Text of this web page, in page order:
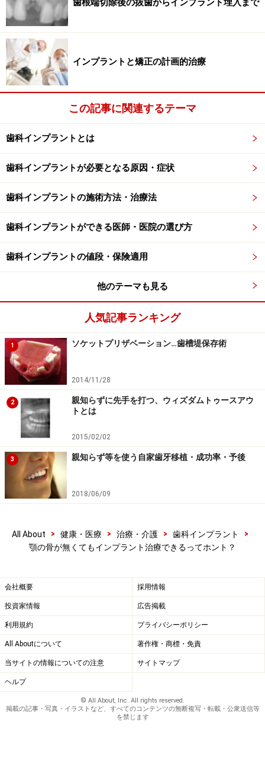
られる長いインプラントのほうが支持力が大きく長期的
な安定感もありますので、骨造成によって骨を増加させ
ることができるケースであれば造骨することを選択すべ
きでしょう。
前回記事「上顎臼歯部はインプラントが出来ないってホ
」でもお伝えしましたが上顎臼歯部は非常に骨質
が軟らかく、インプラントを安定させるのに苦労する部
位です。さらに上顎洞（耳鼻科でいう副鼻腔）がすぐ上
にあるので骨の厚みが不足していることも多々見受けら
の部位に上顎洞の底が位置することが多いので、骨吸収
が大きいケースだと1ミリ前後の薄い骨しか無いような
ケースも多々あります。
おすすめはステージドアプローチ
4か月前行ったサイナスリフト（上顎洞底挙上しての造骨）
他の7本のインプラントは埋入したのですが左上の第一大臼
歯部分だけは造骨のみ。造骨後約4か月後インプラント埋
入。インプラントは直径5ミリ長さ9ミリを選択。
骨が薄くなってしまった場合には、まず造骨のみを先に
行う方法「ステージドアプローチ」をおすすめします。
例えば骨の高さが4.5ミリあり質も悪くない状態であれ
ば、造骨と同時にインプラント埋入を行うことができま
方が安心かと思います。もちろん、全体の咬合バランス
や生活習慣、口腔状態など様々な条件が合えば厚みが薄
の他、ブリッジタイプの支台となるようなインプラント
の場合は欠損部の咬合力負担を過剰に受ける為しっかり
造骨してからのステージドアプローチをおすすめしま
す。
歯根端切除後の抜歯からインプラント埋入まで
インプラントと矯正の計画的治療
この記事に関連するテーマ
歯科インプラントとは
歯科インプラントが必要となる原因・症状
歯科インプラントの施術方法・治療法
歯科インプラントができる医師・医院の選び方
歯科インプラントの値段・保険適用
他のテーマも見る
人気記事ランキング
1 ソケットプリザベーション…歯槽堤保存術
2014/11/28
2
親知らずに先手を打つ、ウィズダムトゥースアウ
トとは
2015/02/02
3 親知らず等を使う自家歯牙移植・成功率・予後
2018/06/09
All About > 健康・医療 > 治療・介護 > 歯科インプラント
>
顎の骨が無くてもインプラント治療できるってホント？
会社概要 採用情報
投資家情報 広告掲載
利用規約 プライバシーポリシー
All Aboutについて 著作権・商標・免責
当サイトの情報についての注意 サイトマップ
ヘルプ
© All About, Inc. All rights reserved.
掲載の記事・写真・イラストなど、すべてのコンテンツの無断複写・転載・公衆送信等
を禁じます